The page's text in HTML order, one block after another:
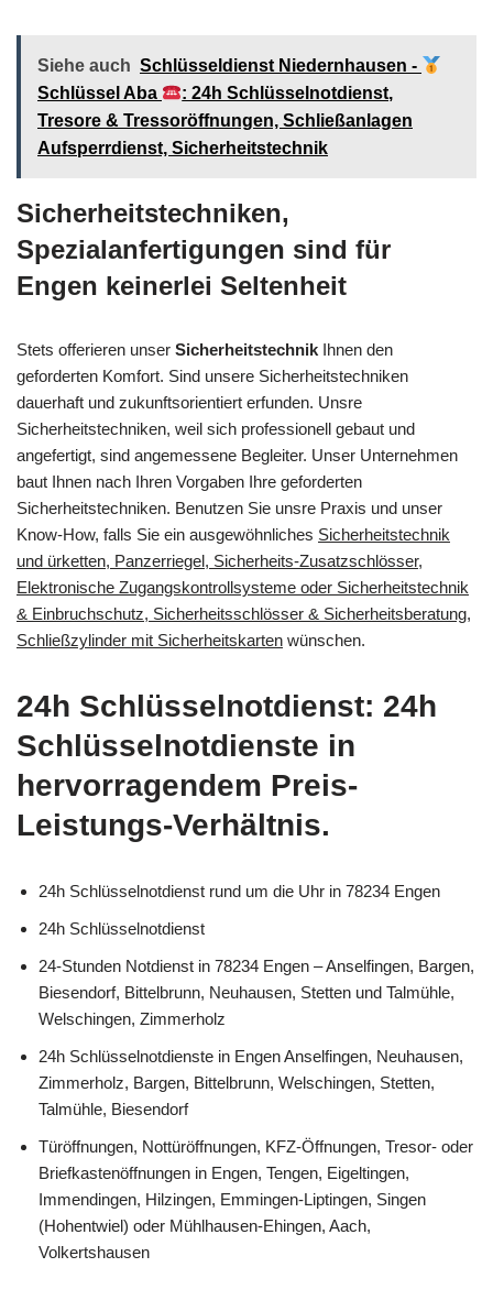
Siehe auch Schlüsseldienst Niedernhausen -
Schlüssel Aba
: 24h Schlüsselnotdienst,
Tresore & Tressoröffnungen, Schließanlagen
Aufsperrdienst, Sicherheitstechnik
Sicherheitstechniken,
Spezialanfertigungen sind für
Engen keinerlei Seltenheit
Stets offerieren unser Sicherheitstechnik Ihnen den
geforderten Komfort. Sind unsere Sicherheitstechniken
dauerhaft und zukunftsorientiert erfunden. Unsre
Sicherheitstechniken, weil sich professionell gebaut und
angefertigt, sind angemessene Begleiter. Unser Unternehmen
baut Ihnen nach Ihren Vorgaben Ihre geforderten
Sicherheitstechniken. Benutzen Sie unsre Praxis und unser
Know-How, falls Sie ein ausgewöhnliches Sicherheitstechnik
und ürketten, Panzerriegel, Sicherheits-Zusatzschlösser,
Elektronische Zugangskontrollsysteme oder Sicherheitstechnik
& Einbruchschutz, Sicherheitsschlösser & Sicherheitsberatung,
Schließzylinder mit Sicherheitskarten wünschen.
24h Schlüsselnotdienst: 24h
Schlüsselnotdienste in
hervorragendem Preis-
Leistungs-Verhältnis.
24h Schlüsselnotdienst rund um die Uhr in 78234 Engen
24h Schlüsselnotdienst
24-Stunden Notdienst in 78234 Engen – Anselfingen, Bargen,
Biesendorf, Bittelbrunn, Neuhausen, Stetten und Talmühle,
Welschingen, Zimmerholz
24h Schlüsselnotdienste in Engen Anselfingen, Neuhausen,
Zimmerholz, Bargen, Bittelbrunn, Welschingen, Stetten,
Talmühle, Biesendorf
Türöffnungen, Nottüröffnungen, KFZ-Öffnungen, Tresor- oder
Briefkastenöffnungen in Engen, Tengen, Eigeltingen,
Immendingen, Hilzingen, Emmingen-Liptingen, Singen
(Hohentwiel) oder Mühlhausen-Ehingen, Aach,
Volkertshausen